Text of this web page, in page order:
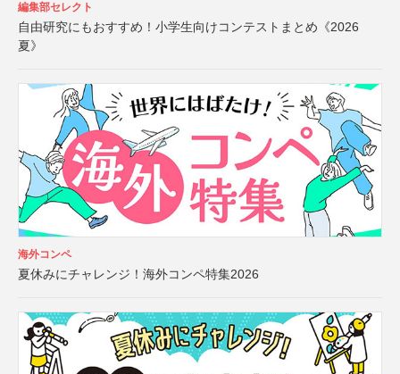
編集部セレクト
自由研究にもおすすめ！小学生向けコンテストまとめ《2026
夏》
海外コンペ
夏休みにチャレンジ！海外コンペ特集2026